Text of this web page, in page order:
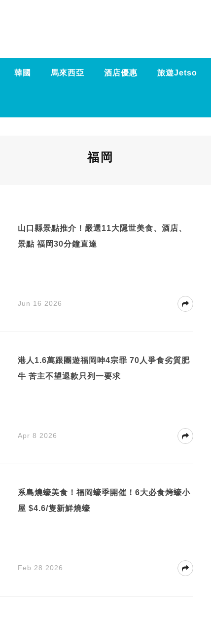
韓國 馬來西亞 酒店優惠 旅遊Jetso
福岡
山口縣景點推介！嚴選11大隱世美食、酒店、
景點 福岡30分鐘直達
Jun 16 2026
港人1.6萬跟團遊福岡呻4宗罪 70人爭食劣質肥
牛 苦主不望退款只列一要求
Apr 8 2026
系島燒蠔美食！福岡蠔季開催！6大必食烤蠔小
屋 $4.6/隻新鮮燒蠔
Feb 28 2026